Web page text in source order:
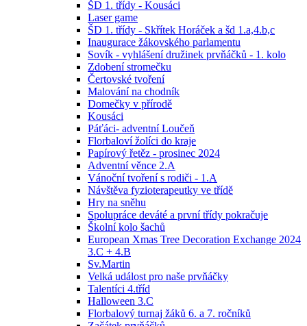
ŠD 1. třídy - Kousáci
Laser game
ŠD 1. třídy - Skřítek Horáček a šd 1.a,4.b,c
Inaugurace žákovského parlamentu
Sovík - vyhlášení družinek prvňáčků - 1. kolo
Zdobení stromečku
Čertovské tvoření
Malování na chodník
Domečky v přírodě
Kousáci
Páťáci- adventní Loučeň
Florbaloví žolíci do kraje
Papírový řetěz - prosinec 2024
Adventní věnce 2.A
Vánoční tvoření s rodiči - 1.A
Návštěva fyzioterapeutky ve třídě
Hry na sněhu
Spolupráce deváté a první třídy pokračuje
Školní kolo šachů
European Xmas Tree Decoration Exchange 2024
3.C + 4.B
Sv.Martin
Velká událost pro naše prvňáčky
Talentíci 4.tříd
Halloween 3.C
Florbalový turnaj žáků 6. a 7. ročníků